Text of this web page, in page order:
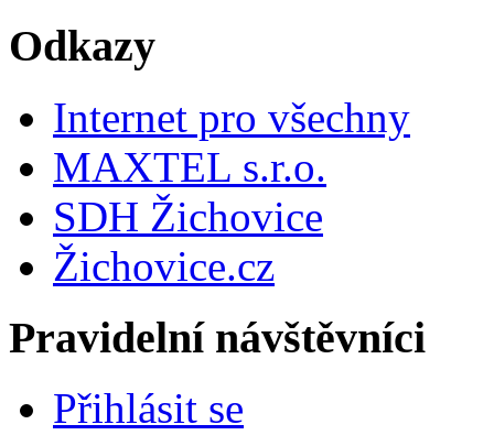
Odkazy
Internet pro všechny
MAXTEL s.r.o.
SDH Žichovice
Žichovice.cz
Pravidelní návštěvníci
Přihlásit se